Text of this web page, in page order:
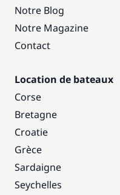
Notre Blog
Notre Magazine
Contact
Location de bateaux
Corse
Bretagne
Croatie
Grèce
Sardaigne
Seychelles